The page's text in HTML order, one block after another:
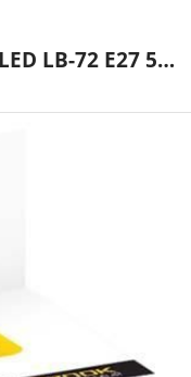
свеча FERON арт. 25764